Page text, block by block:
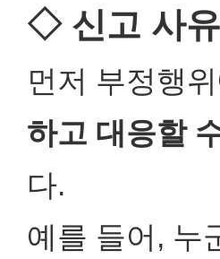
◇ 신고 사
먼저 부정행
하고 대응할
다.
예를 들어, 누